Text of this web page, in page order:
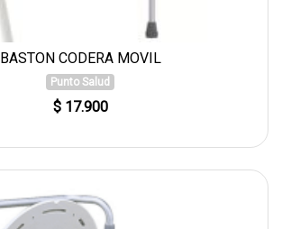
BASTON CODERA MOVIL
Punto Salud
$ 17.900